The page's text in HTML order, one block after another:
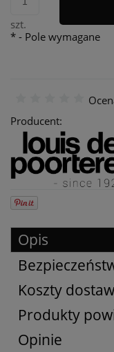
szt.
* - Pole wymagane
Producent:
Opis
Koszty
Cena nie zawiera
Produkty
Opinie